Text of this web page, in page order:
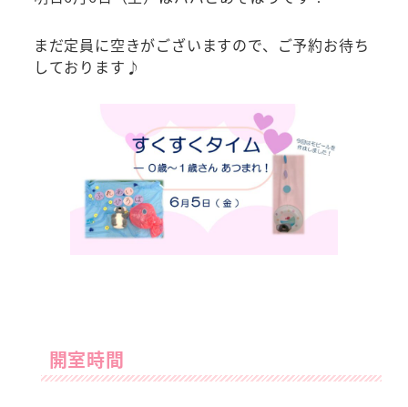
まだ定員に空きがございますので、ご予約お待ち
しております♪
開室時間